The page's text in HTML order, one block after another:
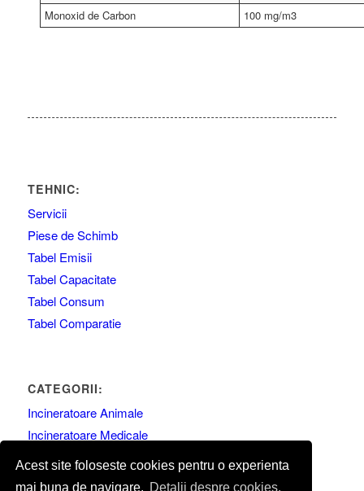
Acest site foloseste cookies pentru o experienta
mai buna de navigare. Detalii despre cookies.
Monoxid de Carbon
100 mg/m3
TEHNIC:
Servicii
Piese de Schimb
Tabel Emisii
Tabel Capacitate
Tabel Consum
Tabel Comparatie
CATEGORII:
Incineratoare Animale
Incineratoare Medicale
Incineratoare Generale